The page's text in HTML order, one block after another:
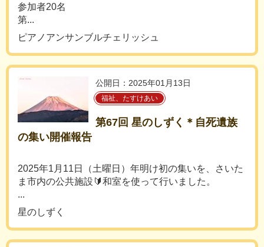
参加者20名
第...
ピアノアンサンブルチェリッシュ
公開日：2025年01月13日
福祉、たすけあい
第67回 星のしずく＊自死遺族
の集い開催報告
2025年1月11日（土曜日）年明け初の集いを、さいた
ま市内の公共施設🔰和室を使って行いました。
...
星のしずく